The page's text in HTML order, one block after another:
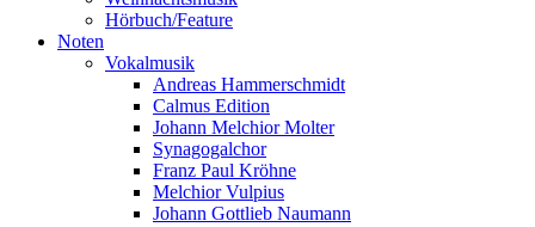
Hörbuch/Feature
Noten
Vokalmusik
Andreas Hammerschmidt
Calmus Edition
Johann Melchior Molter
Synagogalchor
Franz Paul Kröhne
Melchior Vulpius
Johann Gottlieb Naumann